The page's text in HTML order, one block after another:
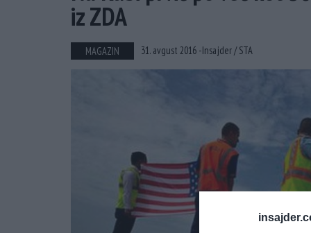
iz ZDA
MAGAZIN 31. avgust 2016 -Insajder /STA